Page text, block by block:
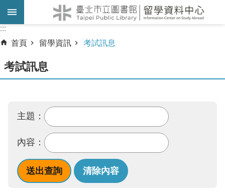
跳到主要內容區塊
:::
:::
首頁
留學資訊 考試訊息
考試訊息
主題：
內容：